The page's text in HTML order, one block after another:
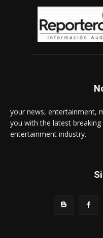
your news, entertainment,
you with the latest
entertainment industry.